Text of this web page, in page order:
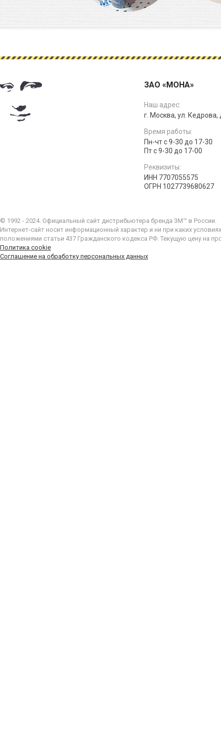
ЗАО «МОНА»
Наш адрес:
г. Москва, ул. Кедрова,
Время работы:
Пн-чт с 9-30 до 17-30
Пт с 9-30 до 17-00
Реквизиты:
ИНН 7707055575
ОГРН 1027739680627
© 1992 - 2024. Официальный сайт дистрибьютера бренда 3M™ в России.
Интернет-сайт носит информационный характер и ни при каких
положениями статьи 437 Гражданского кодекса РФ. Текущую цену на
Политика cookie
Соглашение на обработку персональных данных